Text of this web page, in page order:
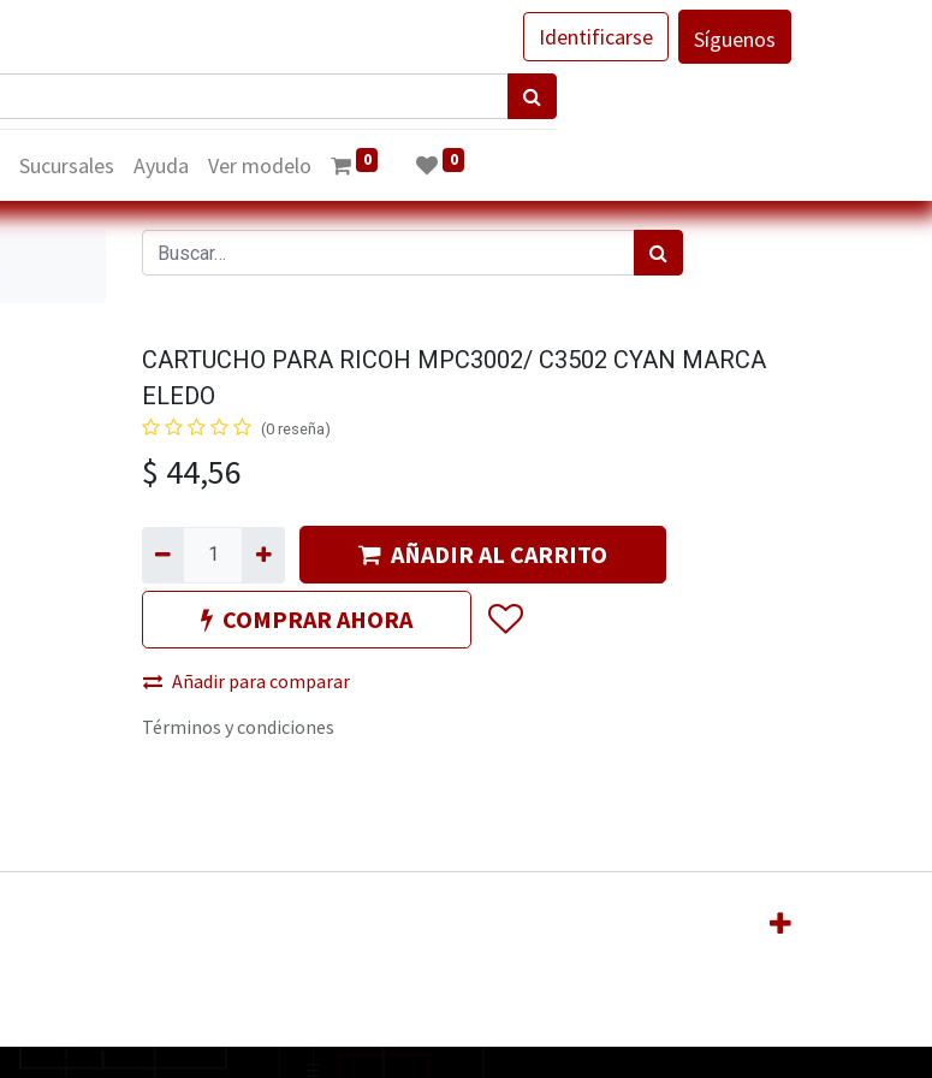
Identificarse Síguenos
Sucursales Ayuda Ver modelo 0 0
CARTUCHO PARA RICOH MPC3002/ C3502 CYAN MARCA
ELEDO
(0 reseña)
$ 44,56
AÑADIR AL CARRITO
COMPRAR AHORA
Añadir para comparar
Términos y condiciones